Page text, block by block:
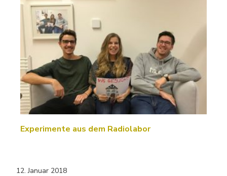
Experimente aus dem Radiolabor
12. Januar 2018